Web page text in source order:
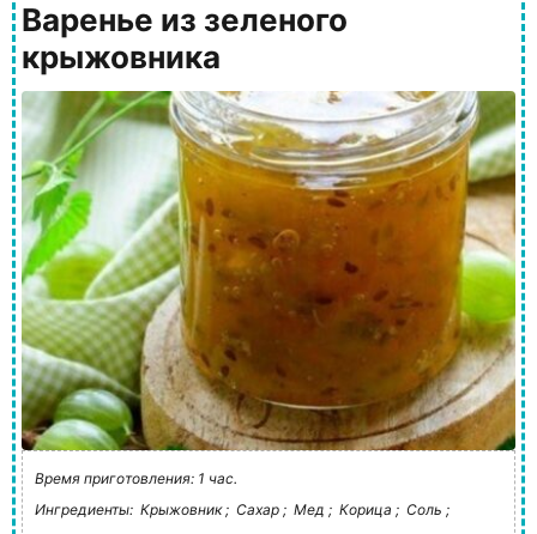
Варенье из зеленого
крыжовника
Время приготовления: 1 час.
Ингредиенты: Крыжовник ; Сахар ; Мед ; Корица ; Соль ;